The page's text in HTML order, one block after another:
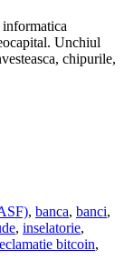
Unchiul
chipurile,
, banca, banci,
, inselatorie,
bitcoin,